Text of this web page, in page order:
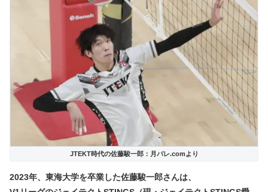
JTEKT時代の佐藤駿一郎：月バレ.comより
2023年、東海大学を卒業した佐藤駿一郎さんは、